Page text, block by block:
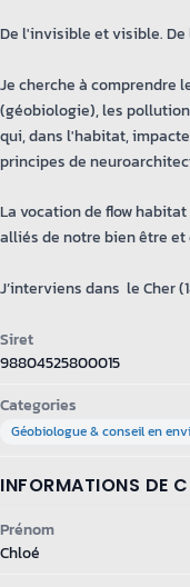
De l'invisible et visible.
Je cherche à comprendre
(géobiologie), les
qui, dans l'habitat,
principes de
La vocation de flow
alliés de notre bien être
J’interviens dans le Cher
Siret
98804525800015
Categories
Géobiologue & conseil en
INFORMATIONS DE
Prénom
Chloé